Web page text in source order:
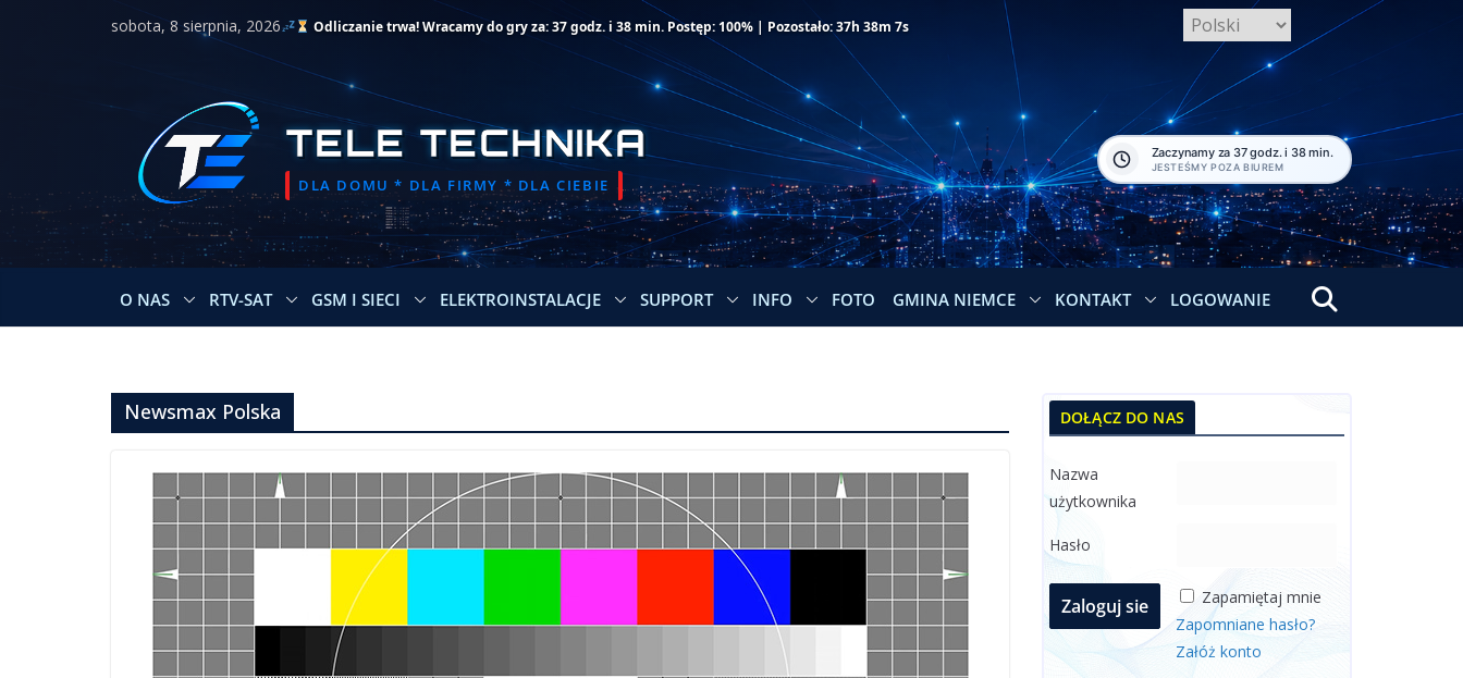
sobota, 8 sierpnia, 2026 Odliczanie trwa! Wracamy do gry za: 37 godz. i 38 min. Postęp: 100% | Pozostało: 37h 38m 7s
TELE TECHNIKA
DLA DOMU * DLA FIRMY * DLA CIEBIE
Zaczynamy za 37 godz. i 38 min.
JESTEŚMY POZA BIUREM
O NAS RTV-SAT GSM I SIECI ELEKTROINSTALACJE SUPPORT INFO FOTO GMINA NIEMCE KONTAKT LOGOWANIE
Newsmax Polska DOŁĄCZ DO NAS
Nazwa
użytkownika
Hasło
Zapamiętaj mnie
Zapomniane hasło?
Załóż konto